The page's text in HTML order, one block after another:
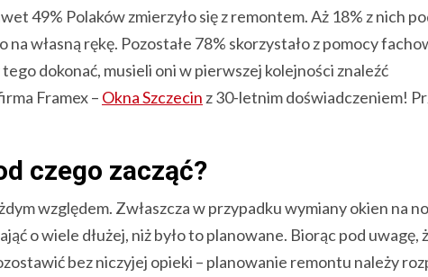
49% Polaków zmierzyło się z remontem. Aż 18% z nich
własną rękę. Pozostałe 78% skorzystało z pomocy
dokonać, musieli oni w pierwszej kolejności znaleźć
Framex – Okna Szczecin z 30-letnim doświadczeniem!
czego zacząć?
względem. Zwłaszcza w przypadku wymiany okien na
o wiele dłużej, niż było to planowane. Biorąc pod uwagę,
bez niczyjej opieki – planowanie remontu należy